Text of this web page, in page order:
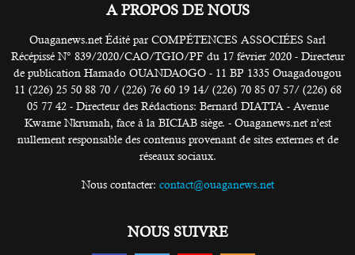
A PROPOS DE NOUS
Ouaganews.net Édité par COMPÉTENCES ASSOCIÉES Sarl
Récépissé N° 839/2020/CAO/TGIO/PF du 17 février 2020 - Directeur
de publication Hamado OUANDAOGO - 11 BP 1335 Ouagadougou
11 (226) 25 50 88 70 / (226) 76 60 19 14/ (226) 70 85 07 57/ (226) 68
05 77 42 - Directeur des Rédactions: Bernard DIATTA - Avenue
Kwame Nkrumah, face à la BICIAB siège. - Ouaganews.net n’est
nullement responsable des contenus provenant de sites externes et de
réseaux sociaux.
Nous contacter: contact@ouaganews.net
NOUS SUIVRE